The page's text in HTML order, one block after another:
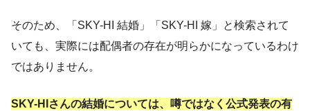
そのため、「SKY-HI 結婚」「SKY-HI 嫁」と検索されて
いても、実際には配偶者の存在が明らかになっているわけ
ではありません。
SKY-HIさんの結婚については、噂ではなく公式発表の有